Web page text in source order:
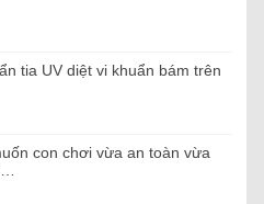
tia UV diệt vi khuẩn bám trên
con chơi vừa an toàn vừa